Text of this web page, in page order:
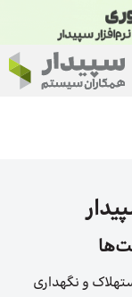
و نگهداری